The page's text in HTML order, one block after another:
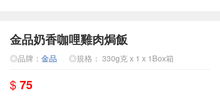
金品奶香咖哩雞肉焗飯
◎品牌： 金品 ◎規格： 330g克 x 1 x 1Box箱
$ 75